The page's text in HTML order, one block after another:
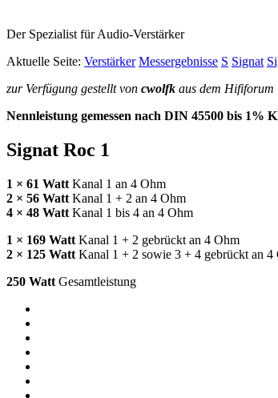
Der Spezialist für Audio-Verstärker
Aktuelle Seite: Verstärker Messergebnisse S Signat
zur Verfügung gestellt von cwolfk aus dem Hififorum
Nennleistung gemessen nach DIN 45500 bis 1%
Signat Roc 1
1 × 61 Watt Kanal 1 an 4 Ohm
2 × 56 Watt Kanal 1 + 2 an 4 Ohm
4 × 48 Watt Kanal 1 bis 4 an 4 Ohm
1 × 169 Watt Kanal 1 + 2 gebrückt an 4 Ohm
2 × 125 Watt Kanal 1 + 2 sowie 3 + 4 gebrückt an 4
250 Watt Gesamtleistung